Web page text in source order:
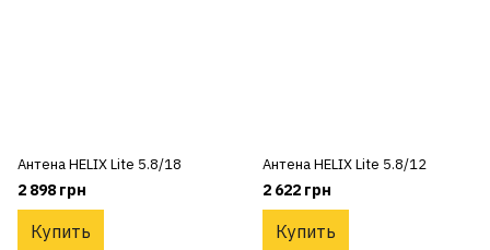
Антена HELIX Lite 5.8/18
2 898 грн
Купить
Антена HELIX Lite 5.8/12
2 622 грн
Купить